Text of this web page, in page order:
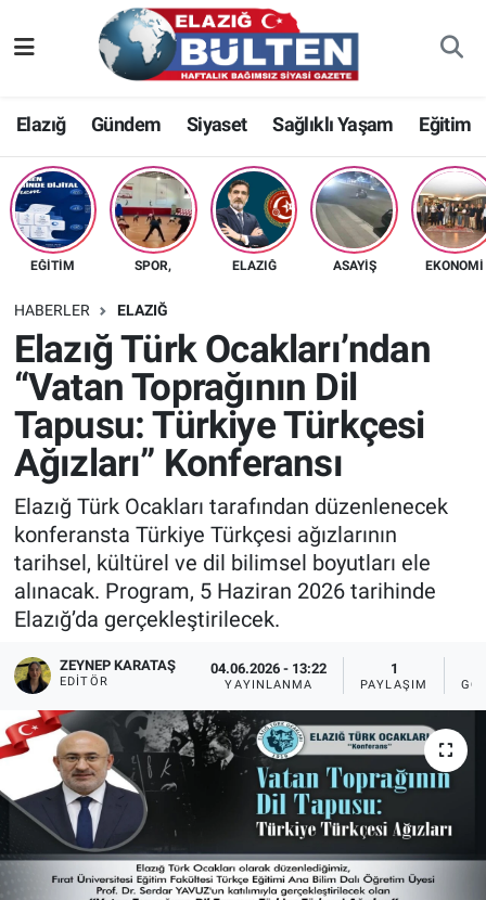
Elazığ Gündem Siyaset Sağlıklı Yaşam Eğitim
EĞITIM SPOR, ELAZIĞ ASAYIŞ EKONOMI
HABERLER ELAZIĞ
Elazığ Türk Ocakları’ndan
“Vatan Toprağının Dil
Tapusu: Türkiye Türkçesi
Ağızları” Konferansı
Elazığ Türk Ocakları tarafından düzenlenecek
konferansta Türkiye Türkçesi ağızlarının
tarihsel, kültürel ve dil bilimsel boyutları ele
alınacak. Program, 5 Haziran 2026 tarihinde
Elazığ’da gerçekleştirilecek.
ZEYNEP KARATAŞ
EDITÖR
04.06.2026 - 13:22
YAYINLANMA
1
PAYLAŞIM
Asayiş
Bilim-Teknoloji
Eğitim
Ekonomi
Elazığ
Gündem
Kültür-Sanat
Sağlık
Sağlıklı Yaşam
Siyaset
Spor
Yaşam
Nöbetçi Eczaneler
Hava Durumu
Namaz Vakitleri
Trafik Durumu
Süper Lig Puan Durumu ve Fikstür
Tüm Manşetler
Son Dakika Haberleri
Haber Arşivi